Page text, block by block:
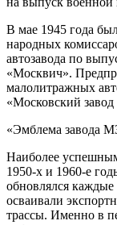
В мае 1945 года
народных
автозавода по
«Москвич».
малолитражных
«Московский
«Эмблема завода
Наиболее
1950-х и 1960-е
обновлялся
осваивали
трассы. Именно в